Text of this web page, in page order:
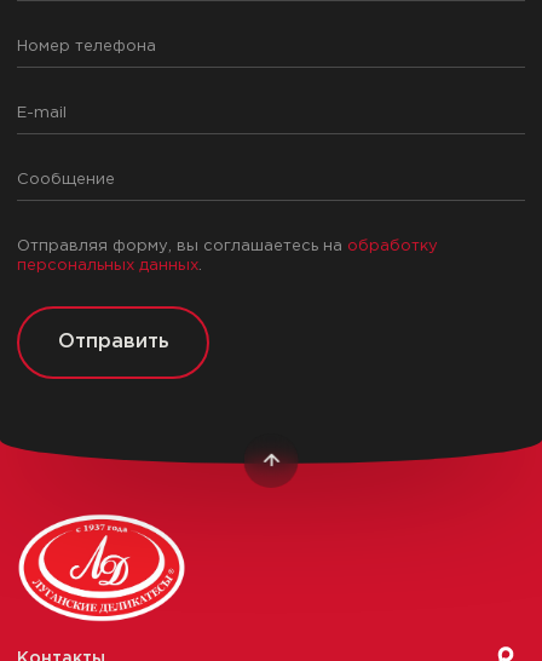
Отправляя форму, вы соглашаетесь на обработку
персональных данных
Отправить